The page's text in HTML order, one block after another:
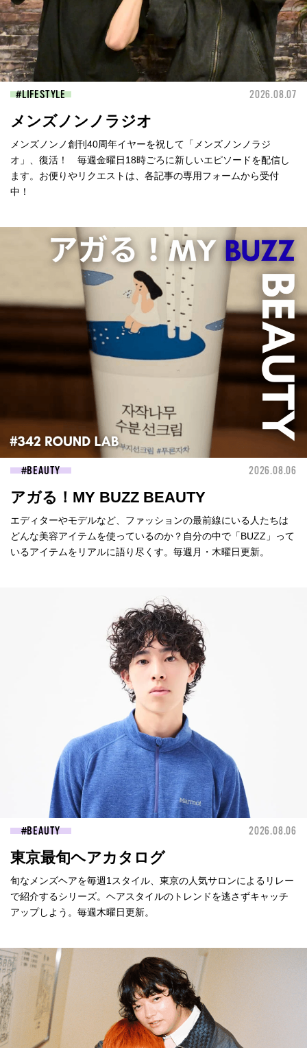
LIFESTYLE 2026.08.07
メンズノンノラジオ
メンズノンノ創刊40周年イヤーを祝して「メンズノンノラジ
オ」、復活！ 毎週金曜日18時ごろに新しいエピソードを配信し
ます。お便りやリクエストは、各記事の専用フォームから受付
中！
BEAUTY 2026.08.06
アガる！MY BUZZ BEAUTY
エディターやモデルなど、ファッションの最前線にいる人たちは
どんな美容アイテムを使っているのか？自分の中で「BUZZ」って
いるアイテムをリアルに語り尽くす。毎週月・木曜日更新。
BEAUTY 2026.08.06
東京最旬ヘアカタログ
旬なメンズヘアを毎週1スタイル、東京の人気サロンによるリレー
で紹介するシリーズ。ヘアスタイルのトレンドを逃さずキャッチ
アップしよう。毎週木曜日更新。